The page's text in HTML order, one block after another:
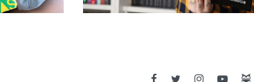
- DANIEL F. LISBOA